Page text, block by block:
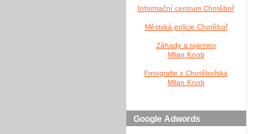
Informační centrum Chotěboř
Městská policie Chotěboř
Záhady a tajemno
Milan Knob
Fotografie z Chotěbořska
Milan Knob
Google Adwords